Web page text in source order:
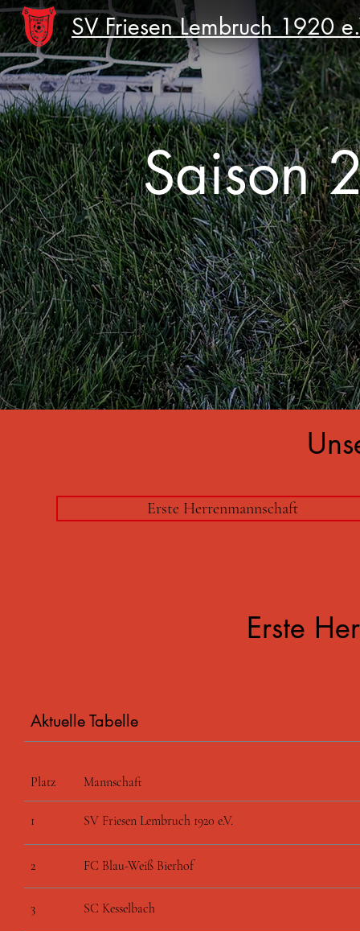
SV Friesen Lembruch 1920
Saison
Erste Herrenmannschaft
Erste
Aktuelle Tabelle
Platz Mannschaft
1 SV Friesen Lembruch 1920 e.V.
2 FC Blau-Weiß Bierhof
3 SC Kesselbach